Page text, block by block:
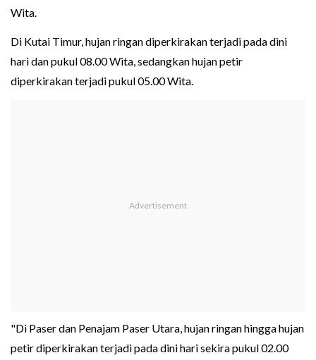
Wita.
Di Kutai Timur, hujan ringan diperkirakan terjadi pada dini
hari dan pukul 08.00 Wita, sedangkan hujan petir
diperkirakan terjadi pukul 05.00 Wita.
"Di Paser dan Penajam Paser Utara, hujan ringan hingga hujan
petir diperkirakan terjadi pada dini hari sekira pukul 02.00